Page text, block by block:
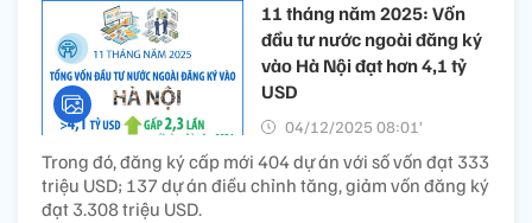
11 tháng năm 2025: Vốn
đầu tư nước ngoài đăng ký
vào Hà Nội đạt hơn 4,1 tỷ
USD
04/12/2025 08:01’
Trong đó, đăng ký cấp mới 404 dự án với số vốn đạt 333
triệu USD; 137 dự án điều chỉnh tăng, giảm vốn đăng ký
đạt 3.308 triệu USD.